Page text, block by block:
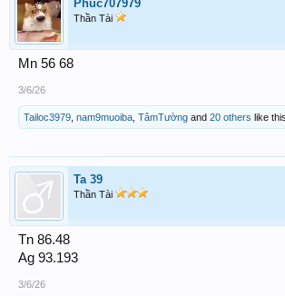
Phuc707979
Thần Tài
Mn 56 68
3/6/26
Tailoc3979 nam9muoiba TâmTường and 20 others like this.
Ta 39
Thần Tài
Tn 86.48
Ag 93.193
3/6/26